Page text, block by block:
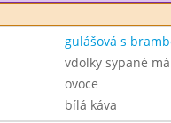
gulášová s
vdolky sypané
ovoce
bílá káva